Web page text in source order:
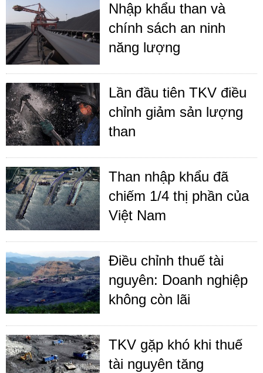
Nhập khẩu than và
chính sách an ninh
năng lượng
Lần đầu tiên TKV điều
chỉnh giảm sản lượng
than
Than nhập khẩu đã
chiếm 1/4 thị phần của
Việt Nam
Điều chỉnh thuế tài
nguyên: Doanh nghiệp
không còn lãi
TKV gặp khó khi thuế
tài nguyên tăng